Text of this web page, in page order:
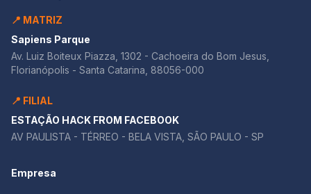
📍 MATRIZ
Sapiens Parque
Av. Luiz Boiteux Piazza, 1302 - Cachoeira do Bom Jesus,
Florianópolis - Santa Catarina, 88056-000
📍 FILIAL
ESTAÇÃO HACK FROM FACEBOOK
AV PAULISTA - TÉRREO - BELA VISTA, SÃO PAULO - SP
Empresa